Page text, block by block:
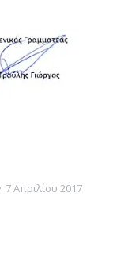
7 Απριλίου 2017